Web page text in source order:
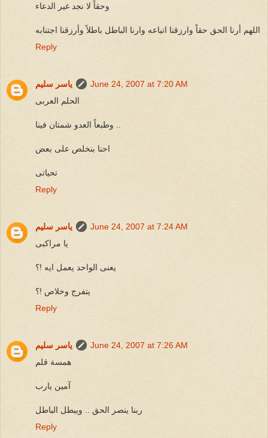
وحقاً لا نجد غير الدعاء
اللهم أرنا الحق حقاً وارزقنا اتباعه وارنا الباطل باطلاً وأرزقنا اجتنابه
Reply
ياسر سليم
June 24, 2007 at 7:20 AM
الحلم العربى
احنا بنخلص على بعض
تحياتى
Reply
ياسر سليم
June 24, 2007 at 7:24 AM
يا مراكبى
يعنى الواحد يعمل ايه !؟
يتفرج وخلاص !؟
Reply
ياسر سليم
June 24, 2007 at 7:26 AM
همسة قلم
آمين يارب
ربنا ينصر الحق .. ويبطل الباطل
Reply